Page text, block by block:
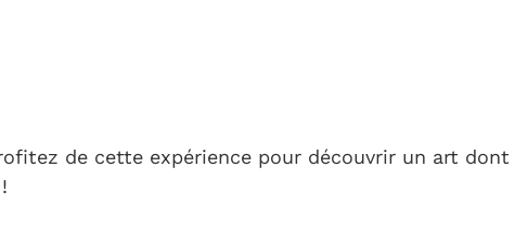
de cette expérience pour découvrir un art